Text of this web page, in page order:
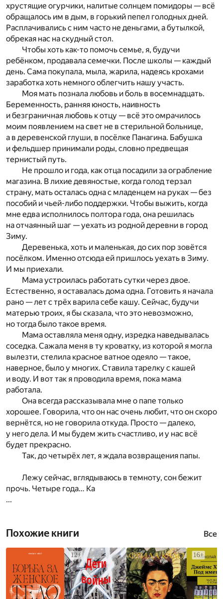
хрустящие огурчики, налитые солнцем помидоры — всё
обращалось им в дым, в горький пепел голодных дней.
Расплачивались с ним часто не деньгами, а бутылкой,
обрекая нас на скудный стол.
Чтобы хоть как-то помочь семье, я, будучи
ребёнком, продавала семечки. После школы — каждый
день. Сама покупала, мыла, жарила, надеясь крохами
заработка хоть немного облегчить нашу участь.
Моя мать познала любовь и боль в восемнадцать.
Беременность, ранняя юность, наивность
и безграничная любовь к отцу — всё это омрачилось
моим появлением на свет не в стерильной больнице,
а в деревенской глуши, в посёлке Панагина. Бабушка
и фельдшер принимали роды, словно предвещая
тернистый путь.
Не прошло и года, как отца посадили за ограбление
магазина. В лихие девяностые, когда голод терзал
страну, мать осталась одна с младенцем на руках — без
пособий и чьей-либо поддержки. Чтобы выжить, когда
мне едва исполнилось полтора года, она решилась
на отчаянный шаг — уехать из родной деревни в город
Зиму.
Деревенька, хоть и маленькая, до сих пор зовётся
посёлком. Именно отсюда ей пришлось уехать в Зиму.
И мы приехали.
Мама устроилась работать сутки через двое.
Естественно, я оставалась дома одна. Готовить я начала
рано — лет с трёх варила себе кашу. Сейчас, будучи
матерью троих, я бы сказала, что это невозможно,
но тогда было такое время.
Мама оставляла меня одну, изредка наведывалась
соседка. Сажала меня в ту кроватку, из которой я могла
вылезти, стелила красное ватное одеяло — такое,
наверное, было у многих. Ставила тарелку с кашей
и воду. И вот так я проводила время, пока мама
работала.
Она всегда рассказывала мне о папе только
хорошее. Говорила, что он нас очень любит, что он скоро
вернётся, но не говорила откуда. Просто — далеко,
у него дела. И мы будем жить счастливо, и у нас всё
будет прекрасно.
Так, до четырёх лет, я ждала возвращения папы.
Лежу сейчас, вглядываюсь в темноту, сон бежит
прочь. Четыре года… Ка
...
Похожие книги Все